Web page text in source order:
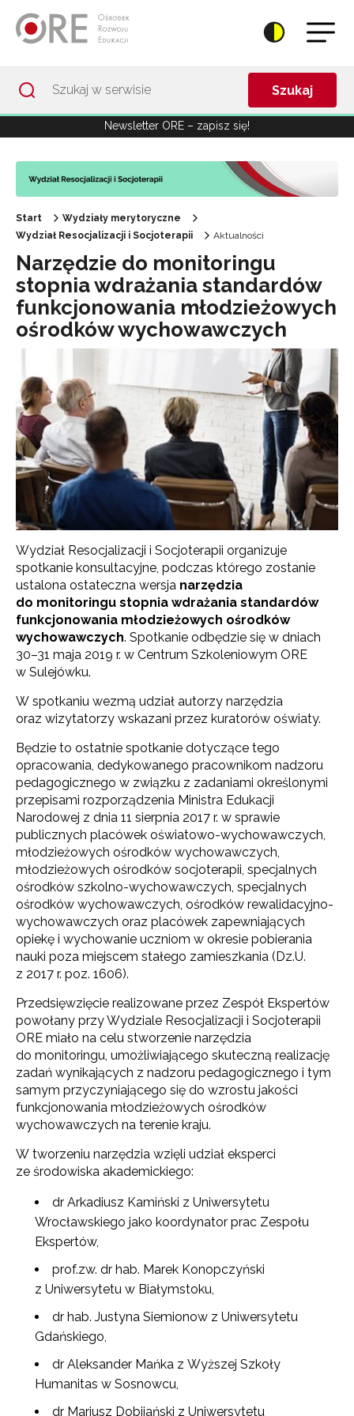
Szukaj
Newsletter ORE – zapisz się!
Start
Wydziały merytoryczne
Wydział Resocjalizacji i Socjoterapii
Aktualności
Narzędzie do monitoringu
stopnia wdrażania standardów
funkcjonowania młodzieżowych
ośrodków wychowawczych
Wydział Resocjalizacji i Socjoterapii organizuje
spotkanie konsultacyjne, podczas którego zostanie
ustalona ostateczna wersja narzędzia
do monitoringu stopnia wdrażania standardów
funkcjonowania młodzieżowych ośrodków
wychowawczych. Spotkanie odbędzie się w dniach
30–31 maja 2019 r. w Centrum Szkoleniowym ORE
w Sulejówku.
W spotkaniu wezmą udział autorzy narzędzia
oraz wizytatorzy wskazani przez kuratorów oświaty.
Będzie to ostatnie spotkanie dotyczące tego
opracowania, dedykowanego pracownikom nadzoru
pedagogicznego w związku z zadaniami określonymi
przepisami rozporządzenia Ministra Edukacji
Narodowej z dnia 11 sierpnia 2017 r. w sprawie
publicznych placówek oświatowo-wychowawczych,
młodzieżowych ośrodków wychowawczych,
młodzieżowych ośrodków socjoterapii, specjalnych
ośrodków szkolno-wychowawczych, specjalnych
ośrodków wychowawczych, ośrodków rewalidacyjno-
wychowawczych oraz placówek zapewniających
opiekę i wychowanie uczniom w okresie pobierania
nauki poza miejscem stałego zamieszkania (Dz.U.
z 2017 r. poz. 1606).
Przedsięwzięcie realizowane przez Zespół Ekspertów
powołany przy Wydziale Resocjalizacji i Socjoterapii
ORE miało na celu stworzenie narzędzia
do monitoringu, umożliwiającego skuteczną realizację
zadań wynikających z nadzoru pedagogicznego i tym
samym przyczyniającego się do wzrostu jakości
funkcjonowania młodzieżowych ośrodków
wychowawczych na terenie kraju.
W tworzeniu narzędzia wzięli udział eksperci
ze środowiska akademickiego:
dr Arkadiusz Kamiński z Uniwersytetu
Wrocławskiego jako koordynator prac Zespołu
Ekspertów,
prof.zw. dr hab. Marek Konopczyński
z Uniwersytetu w Białymstoku,
dr hab. Justyna Siemionow z Uniwersytetu
Gdańskiego,
dr Aleksander Mańka z Wyższej Szkoły
Humanitas w Sosnowcu,
dr Mariusz Dobijański z Uniwersytetu